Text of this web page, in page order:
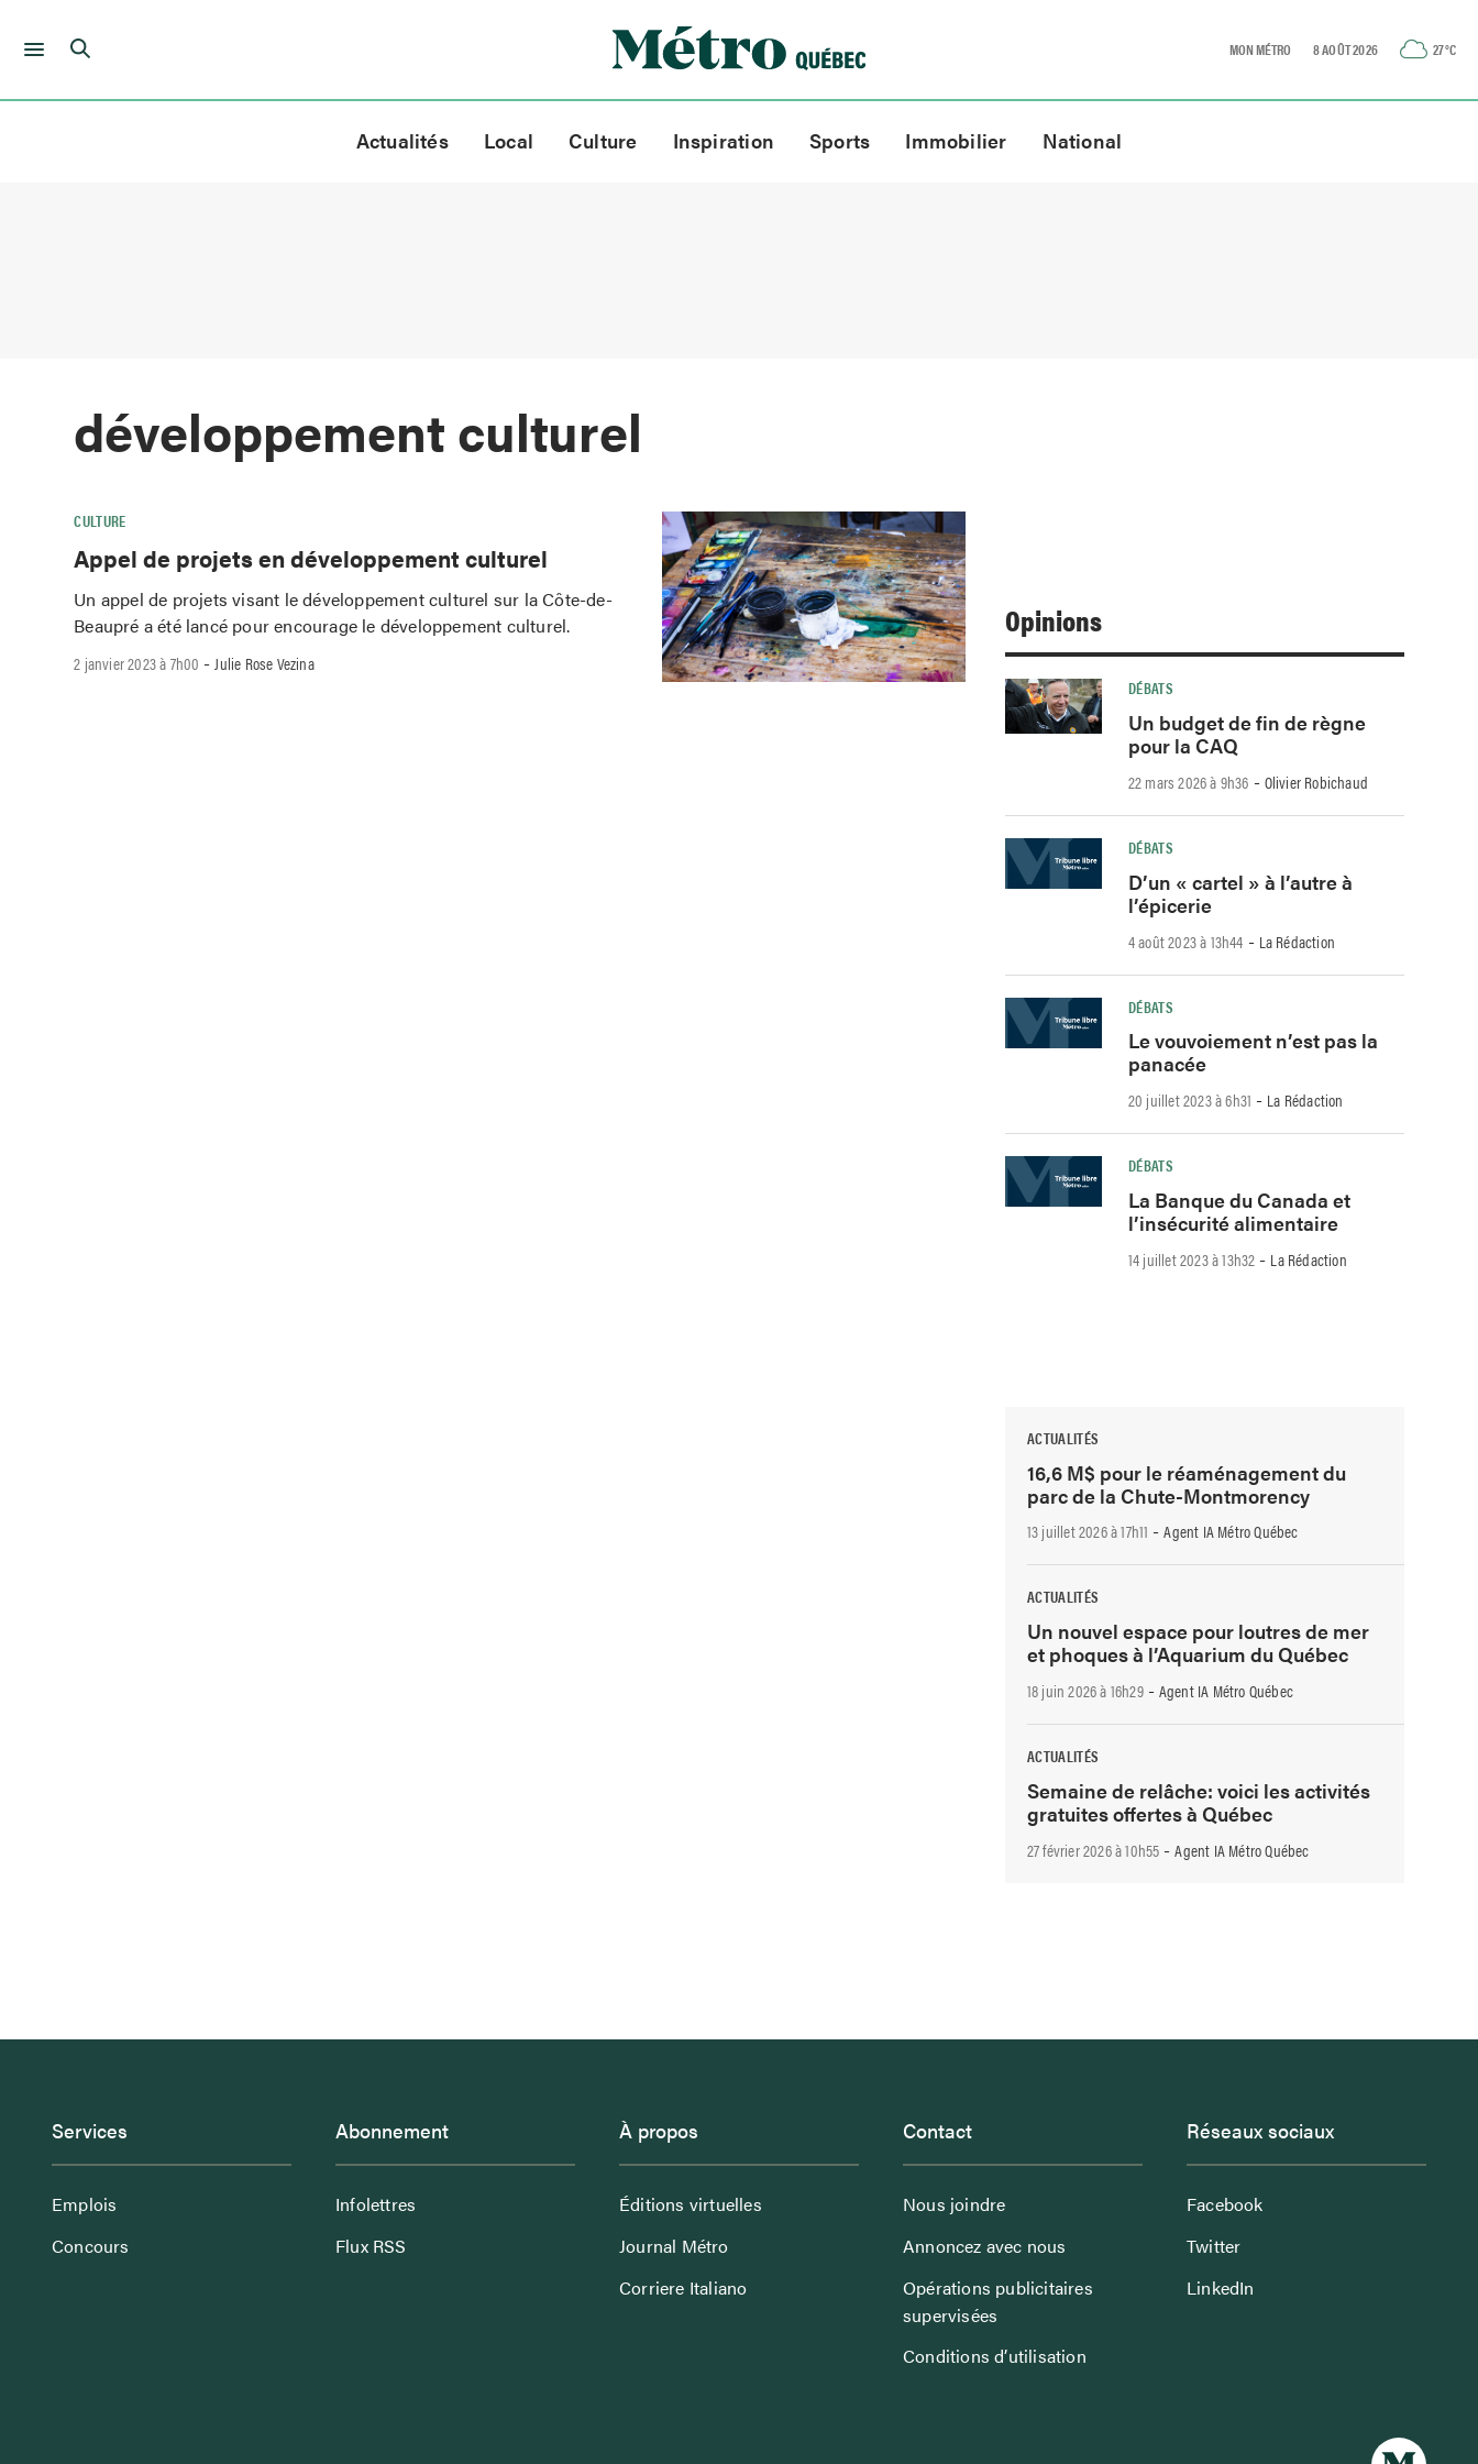
Skip
MON MÉTRO 8 AOÛT 2026 27°C
Actualités Local Culture Inspiration Sports Immobilier National
développement culturel
CULTURE
Appel de projets en développement culturel
Un appel de projets visant le développement culturel sur la Côte-de-
Beaupré a été lancé pour encourage le développement culturel.
2 janvier 2023 à 7h00 -Julie Rose Vezina
Opinions
DÉBATS
Un budget de fin de règne
pour la CAQ
22 mars 2026 à 9h36 -Olivier Robichaud
DÉBATS
D’un « cartel » à l’autre à
l’épicerie
4 août 2023 à 13h44 - La Rédaction
DÉBATS
Le vouvoiement n’est pas la
panacée
20 juillet 2023 à 6h31 - La Rédaction
DÉBATS
La Banque du Canada et
l’insécurité alimentaire
14 juillet 2023 à 13h32 - La Rédaction
ACTUALITÉS
16,6 M$ pour le réaménagement du
parc de la Chute-Montmorency
13 juillet 2026 à 17h11 -Agent IA Métro Québec
ACTUALITÉS
Un nouvel espace pour loutres de mer
et phoques à l’Aquarium du Québec
18 juin 2026 à 16h29-Agent IA Métro Québec
ACTUALITÉS
Semaine de relâche: voici les activités
gratuites offertes à Québec
27 février 2026 à 10h55 -Agent IA Métro Québec
Services
Emplois
Concours
Abonnement
Infolettres
Flux RSS
À propos
Éditions virtuelles
Journal Métro
Corriere Italiano
Contact
Nous joindre
Annoncez avec nous
Opérations publicitaires
supervisées
Conditions d’utilisation
Réseaux sociaux
Facebook
Twitter
LinkedIn